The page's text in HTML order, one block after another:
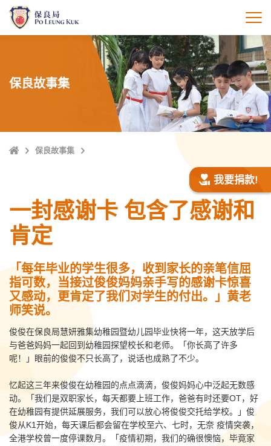
打
保良故事集
Home保良故事集
我要捐款!
一封感谢卡 包含了感谢和
肯定
「每年毕业的学生很多，收到家长的亲笔信屈
指可数，当接过俊俊妈妈亲手写的感谢卡惊喜
又感动，更肯定了我们对学生的付出。」黄老
师笑说。
俊俊在保良局慧妍雅集幼稚园暨幼儿园毕业快将一年，这天放学后
与爸爸妈妈一起回到幼稚园探望校长和老师。「你长高了许多
呢！」眼前的俊俊不只长高了，说话也成熟了不少。
忆起这三年来俊俊在幼稚园的点点滴滴，俊俊妈妈心中泛起无数感
动。「我们是双职家长，每天都要上班工作，爸爸有时还要OT，好
在幼稚园有提供延展服务，我们可以放心将俊俊交托给学校。」俊
俊从K1开始，每天课后都会留在学校至六、七时，无奈 疫情突袭，
全港学校曾一度停课数月。「疫情初期，我们的确很懊恼，毕竟家